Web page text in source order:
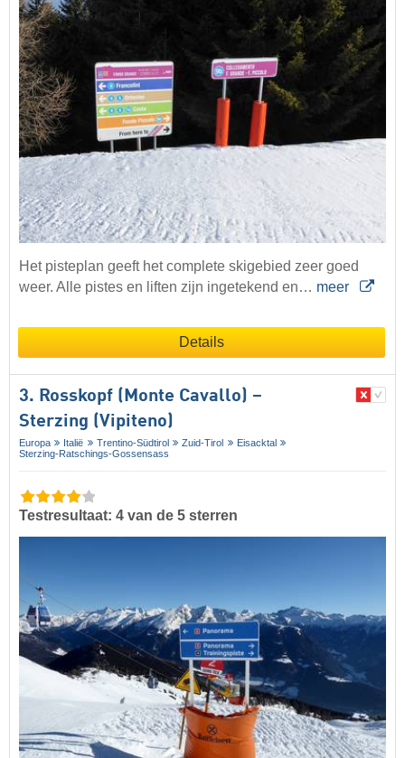
Het pisteplan geeft het complete skigebied zeer goed
weer. Alle pistes en liften zijn ingetekend en… meer
Details
3. Rosskopf (Monte Cavallo) –
Sterzing (Vipiteno)
Europa Italië Trentino-Südtirol Zuid-Tirol
Eisacktal
Sterzing-Ratschings-Gossensass
Testresultaat: 4 van de 5 sterren